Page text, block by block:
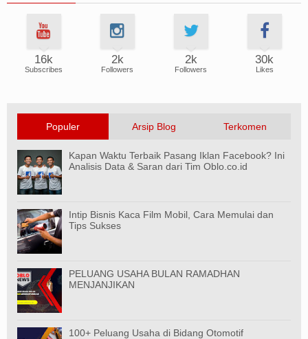
16k
Subscribes
2k
Followers
2k
Followers
30k
Likes
Populer Arsip Blog Terkomen
Kapan Waktu Terbaik Pasang Iklan Facebook? Ini
Analisis Data & Saran dari Tim Oblo.co.id
Intip Bisnis Kaca Film Mobil, Cara Memulai dan
Tips Sukses
PELUANG USAHA BULAN RAMADHAN
MENJANJIKAN
100+ Peluang Usaha di Bidang Otomotif